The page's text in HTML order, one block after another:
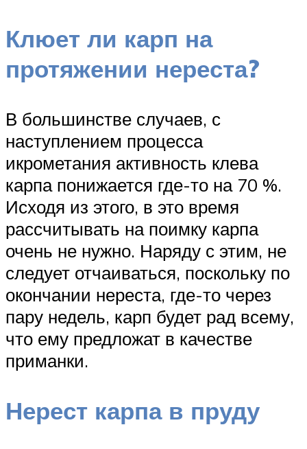
Клюет ли карп на
протяжении нереста?
В большинстве случаев, с
наступлением процесса
икрометания активность клева
карпа понижается где-то на 70 %.
Исходя из этого, в это время
рассчитывать на поимку карпа
очень не нужно. Наряду с этим, не
следует отчаиваться, поскольку по
окончании нереста, где-то через
пару недель, карп будет рад всему,
что ему предложат в качестве
приманки.
Нерест карпа в пруду